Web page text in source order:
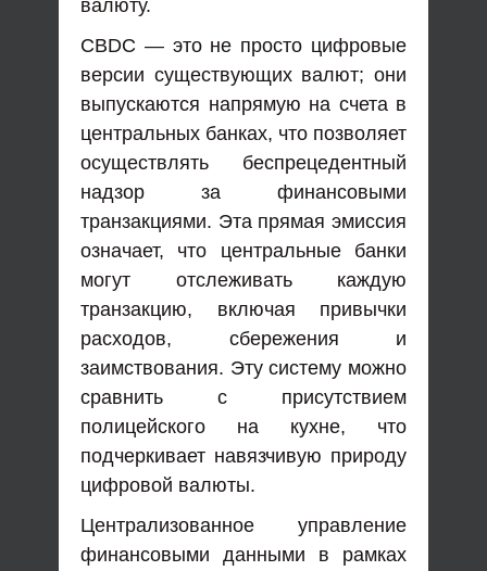
валюту.
CBDC — это не просто цифровые
версии существующих валют; они
выпускаются напрямую на счета в
центральных банках, что позволяет
осуществлять беспрецедентный
надзор за финансовыми
транзакциями. Эта прямая эмиссия
означает, что центральные банки
могут отслеживать каждую
транзакцию, включая привычки
расходов, сбережения и
заимствования. Эту систему можно
сравнить с присутствием
полицейского на кухне, что
подчеркивает навязчивую природу
цифровой валюты.
Централизованное управление
финансовыми данными в рамках